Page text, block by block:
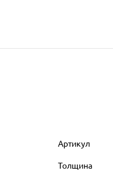
Артикул
Толщина